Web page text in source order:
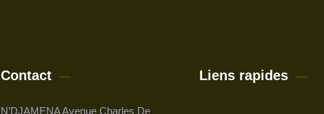
Contact
N’DJAMENA Avenue Charles De
Liens rapides